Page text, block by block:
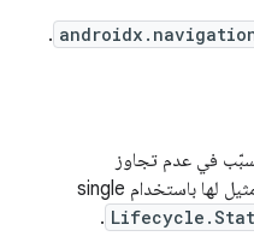
.
في عدم تجاوز
التي تم إنشاء مثيل لها باستخدام single
.